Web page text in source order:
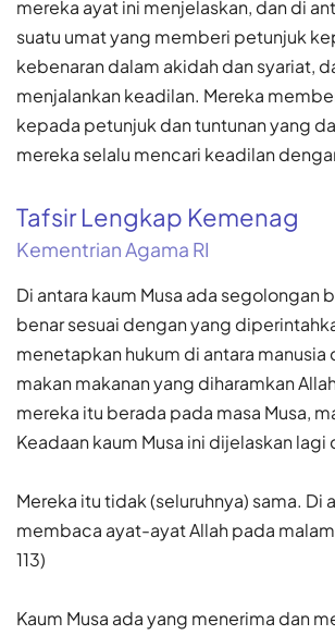
mereka ayat ini menjelaskan, dan di
suatu umat yang memberi petunjuk
kebenaran dalam akidah dan syariat,
menjalankan keadilan. Mereka
kepada petunjuk dan tuntunan yang
mereka selalu mencari keadilan
Tafsir Lengkap Kemenag
Kementrian Agama RI
Di antara kaum Musa ada segolongan
benar sesuai dengan yang
menetapkan hukum di antara
makan makanan yang diharamkan
mereka itu berada pada masa Musa,
Keadaan kaum Musa ini dijelaskan lagi
Mereka itu tidak (seluruhnya) sama.
membaca ayat-ayat Allah pada
113)
Kaum Musa ada yang menerima dan